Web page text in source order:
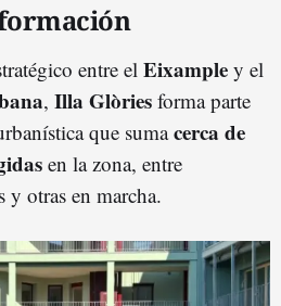
entre el Eixample y el
, Illa Glòries forma parte
que sumacerca de
en la zona, entre
y otras en marcha.